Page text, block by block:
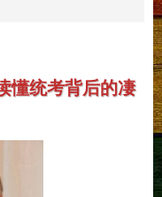
懂统考背后的凄